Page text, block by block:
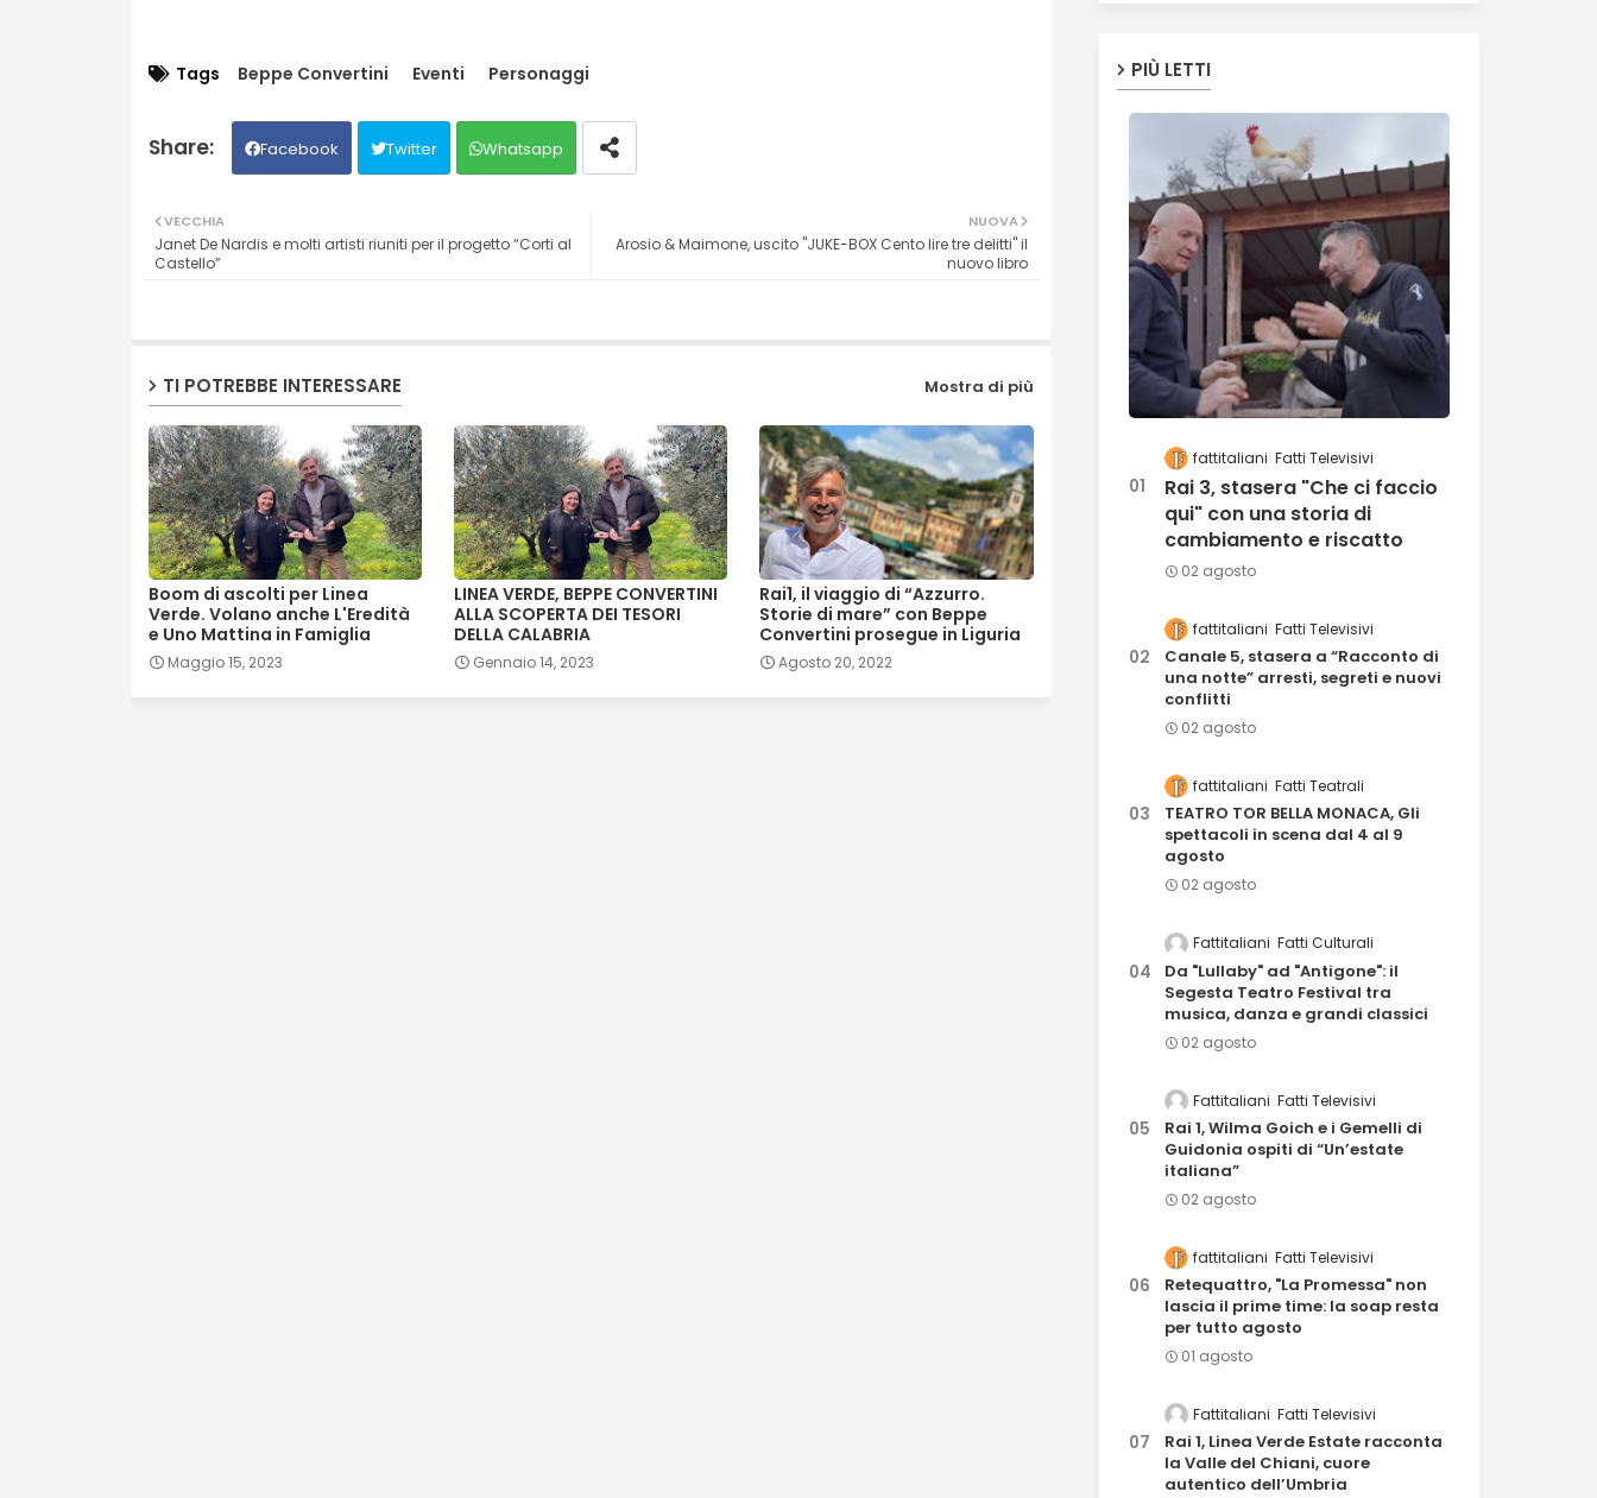
Tags Beppe Convertini Eventi Personaggi
Facebook Twitter Whatsapp
NUOVA
Arosio & Maimone, uscito "JUKE-BOX Cento lire tre delitti" il
nuovo libro
VECCHIA
Janet De Nardis e molti artisti riuniti per il progetto “Corti al
Castello”
TI POTREBBE INTERESSARE Mostra di più
Boom di ascolti per Linea
Verde. Volano anche L'Eredità
e Uno Mattina in Famiglia
Maggio 15, 2023
LINEA VERDE, BEPPE CONVERTINI
ALLA SCOPERTA DEI TESORI
DELLA CALABRIA
Gennaio 14, 2023
Rai1, il viaggio di “Azzurro.
Storie di mare” con Beppe
Convertini prosegue in Liguria
Agosto 20, 2022
PIÙ LETTI
fattitaliani Fatti Televisivi
Rai 3, stasera "Che ci faccio
qui" con una storia di
cambiamento e riscatto
02 agosto
fattitaliani Fatti Televisivi
Canale 5, stasera a “Racconto di
una notte” arresti, segreti e nuovi
conflitti
02 agosto
fattitaliani Fatti Teatrali
TEATRO TOR BELLA MONACA, Gli
spettacoli in scena dal 4 al 9
agosto
02 agosto
Fattitaliani Fatti Culturali
Da "Lullaby" ad "Antigone": il
Segesta Teatro Festival tra
musica, danza e grandi classici
02 agosto
Fattitaliani Fatti Televisivi
Rai 1, Wilma Goich e i Gemelli di
Guidonia ospiti di “Un’estate
italiana”
02 agosto
fattitaliani Fatti Televisivi
Retequattro, "La Promessa" non
lascia il prime time: la soap resta
per tutto agosto
01 agosto
Fattitaliani Fatti Televisivi
Rai 1, Linea Verde Estate racconta
la Valle del Chiani, cuore
autentico dell’Umbria